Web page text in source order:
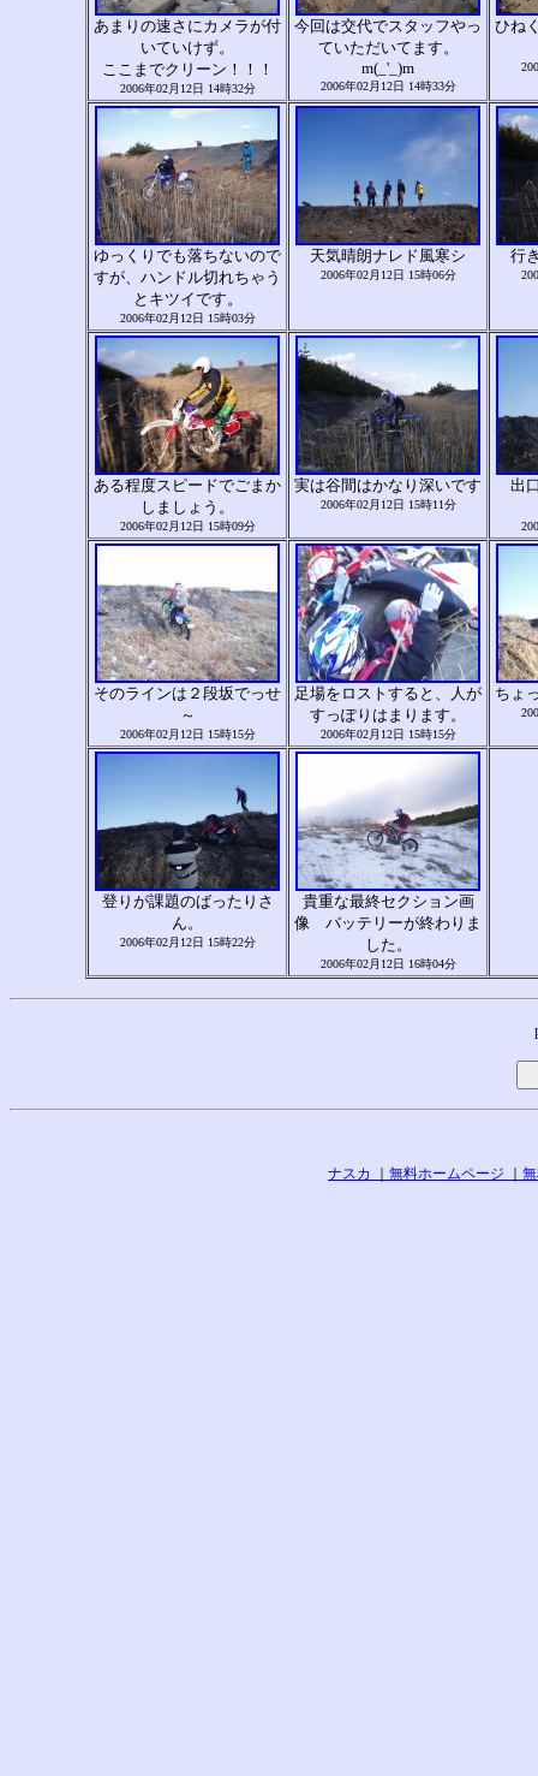
あまりの速さにカメラが付
いていけず。
ここまでクリーン！！！
2006年02月12日 14時32分
今回は交代でスタッフやっ
ていただいてます。
m(_'_)m
2006年02月12日 14時33分
ひね
ゆっくりでも落ちないので
すが、ハンドル切れちゃう
とキツイです。
2006年02月12日 15時03分
天気晴朗ナレド風寒シ
2006年02月12日 15時06分
行
ある程度スピードでごまか
しましょう。
2006年02月12日 15時09分
実は谷間はかなり深いです
2006年02月12日 15時11分
出
そのラインは２段坂でっせ
～
2006年02月12日 15時15分
足場をロストすると、人が
すっぽりはまります。
2006年02月12日 15時15分
ちょ
登りが課題のばったりさ
ん。
2006年02月12日 15時22分
貴重な最終セクション画
像 バッテリーが終わりま
した。
2006年02月12日 16時04分
ナスカ 無料ホームページ